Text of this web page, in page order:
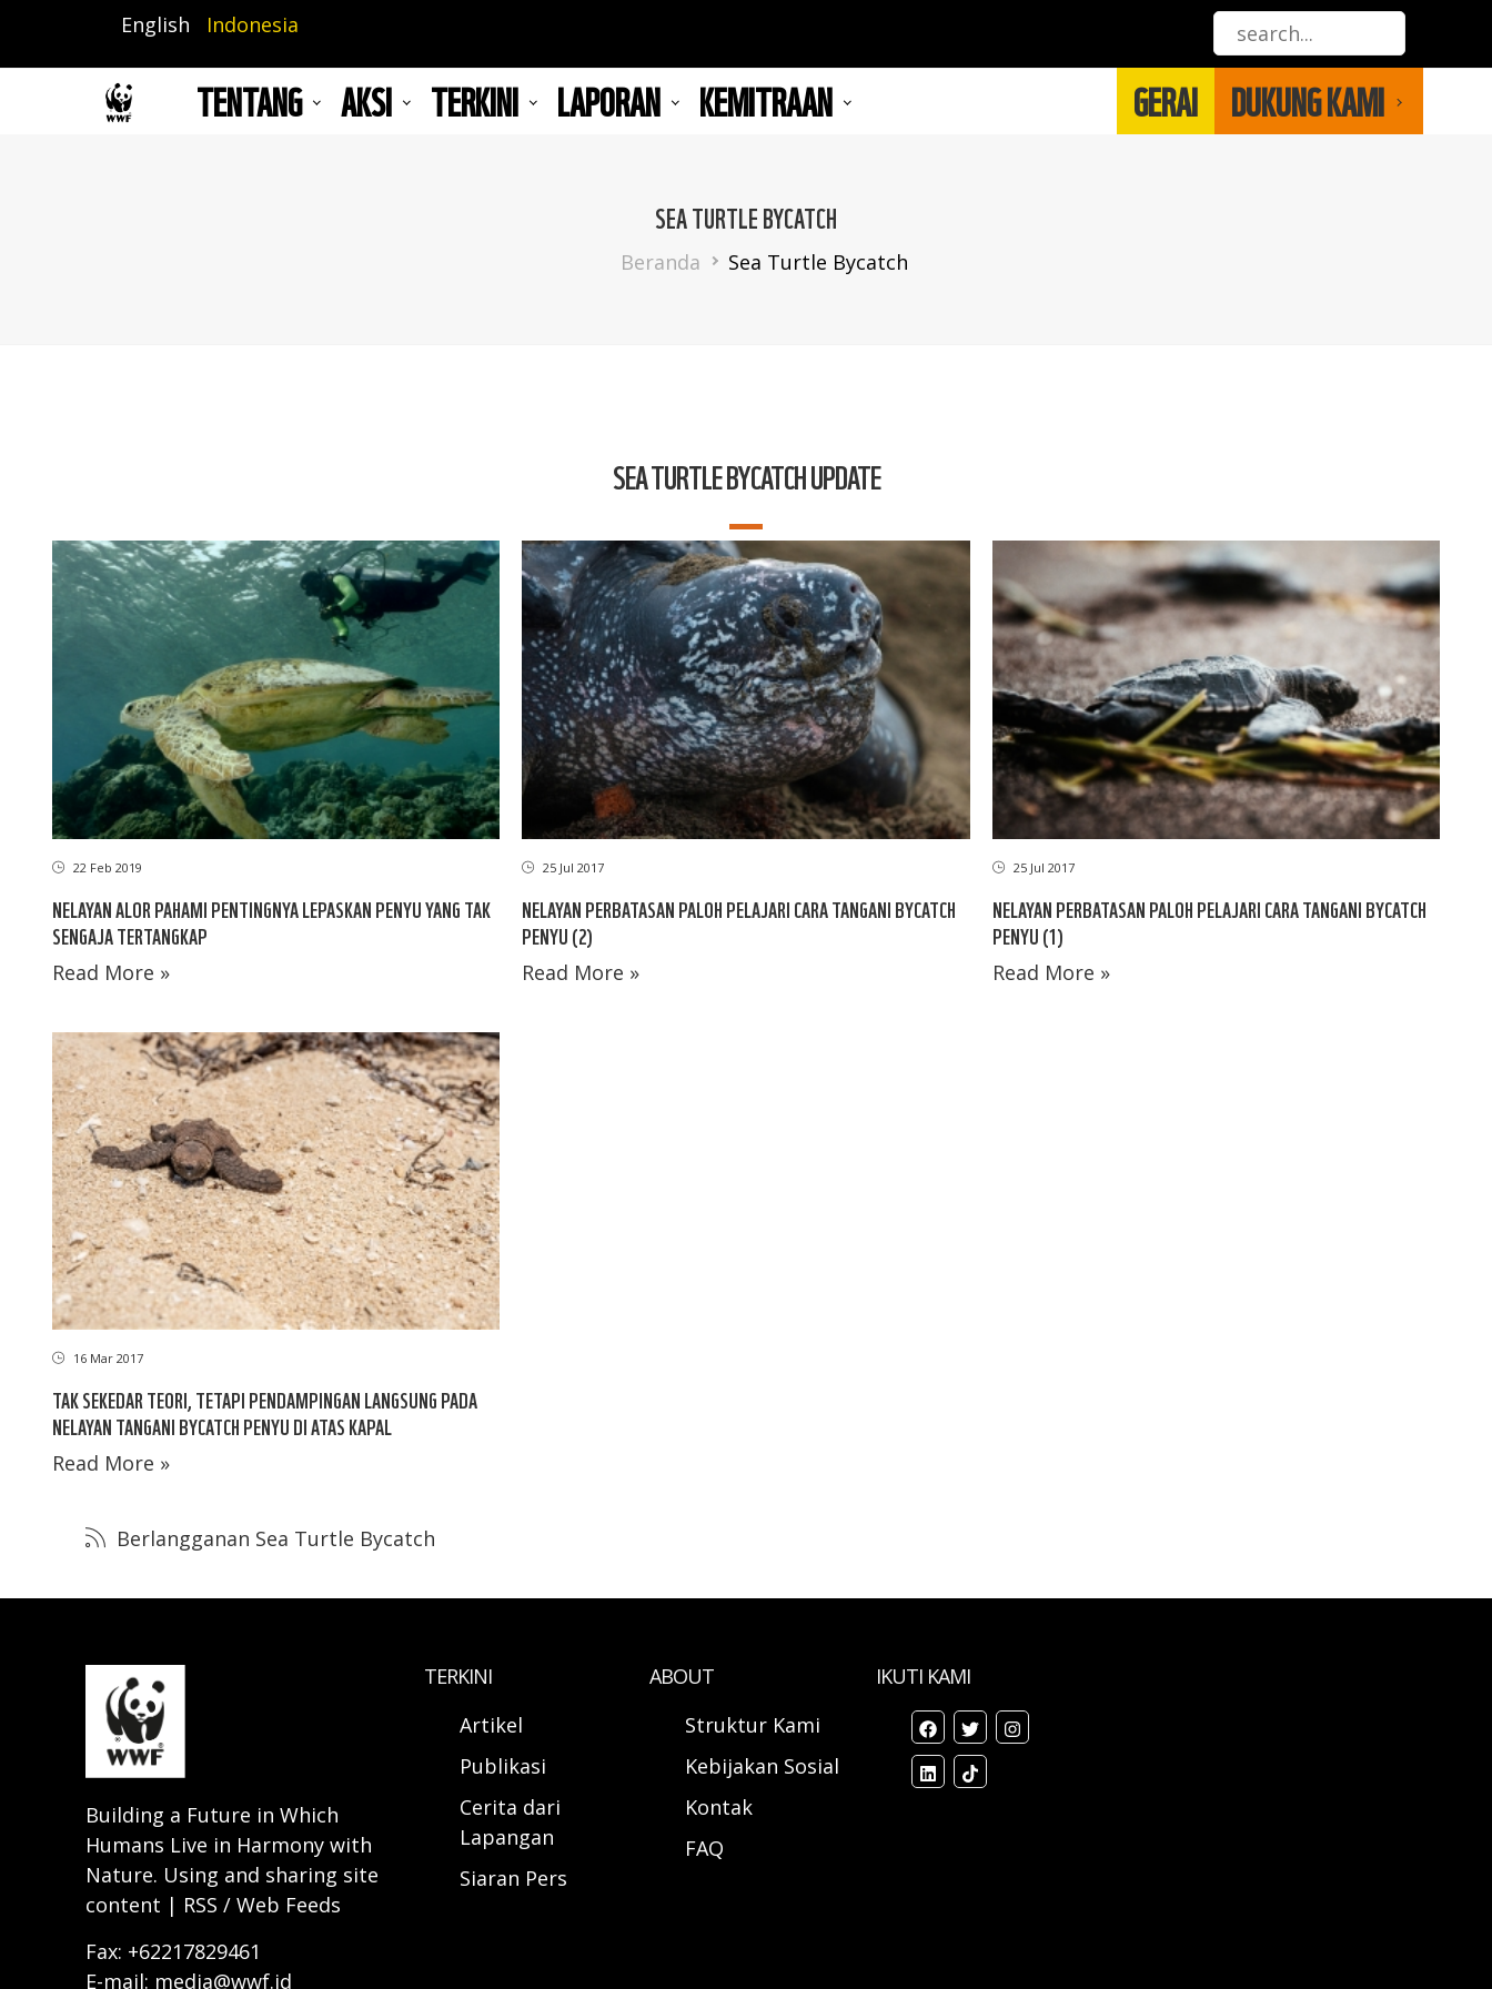
isi
English Indonesia
TENTANG AKSI TERKINI LAPORAN KEMITRAAN GERAI DUKUNG KAMI
SEA TURTLE BYCATCH
Breadcrumb
Beranda Sea Turtle Bycatch
SEA TURTLE BYCATCH UPDATE
22 Feb 2019
NELAYAN ALOR PAHAMI PENTINGNYA LEPASKAN PENYU YANG TAK
SENGAJA TERTANGKAP
Read More »
25 Jul 2017
NELAYAN PERBATASAN PALOH PELAJARI CARA TANGANI BYCATCH
PENYU (2)
Read More »
25 Jul 2017
NELAYAN PERBATASAN PALOH PELAJARI CARA TANGANI BYCATCH
PENYU (1)
Read More »
16 Mar 2017
TAK SEKEDAR TEORI, TETAPI PENDAMPINGAN LANGSUNG PADA
NELAYAN TANGANI BYCATCH PENYU DI ATAS KAPAL
Read More »
Berlangganan Sea Turtle Bycatch
Building a Future in Which
Humans Live in Harmony with
Nature. Using and sharing site
content | RSS / Web Feeds
Fax: +62217829461
E-mail: media@wwf.id
TERKINI
Artikel
Publikasi
Cerita dari
Lapangan
Siaran Pers
ABOUT
Struktur Kami
Kebijakan Sosial
Kontak
FAQ
IKUTI KAMI